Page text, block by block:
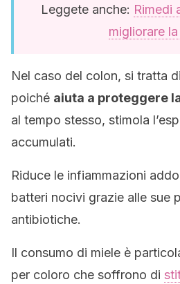
Leggete anche: Rimedi
migliorare
Nel caso del colon, si tratta
poiché aiuta a proteggere
al tempo stesso, stimola
accumulati.
Riduce le infiammazioni
batteri nocivi grazie alle sue
antibiotiche.
Il consumo di miele è
per coloro che soffrono di